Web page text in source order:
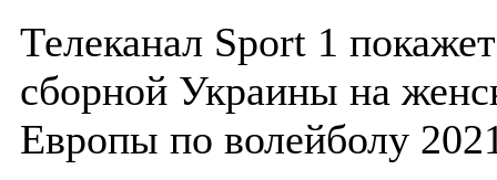
Телеканал Sport 1
сборной Украины на
Европы по волейболу